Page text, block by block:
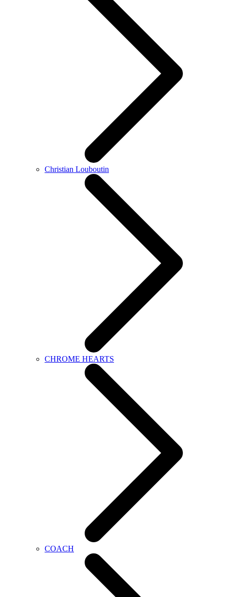
Christian Louboutin
CHROME HEARTS
COACH